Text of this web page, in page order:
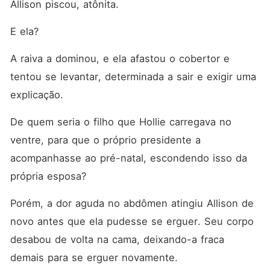
Allison piscou, atônita.
E ela?
A raiva a dominou, e ela afastou o cobertor e
tentou se levantar, determinada a sair e exigir uma
explicação.
De quem seria o filho que Hollie carregava no
ventre, para que o próprio presidente a
acompanhasse ao pré-natal, escondendo isso da
própria esposa?
Porém, a dor aguda no abdômen atingiu Allison de
novo antes que ela pudesse se erguer. Seu corpo
desabou de volta na cama, deixando-a fraca
demais para se erguer novamente.